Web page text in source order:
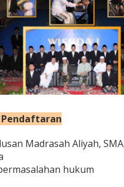
Madrasah Aliyah,
hukum